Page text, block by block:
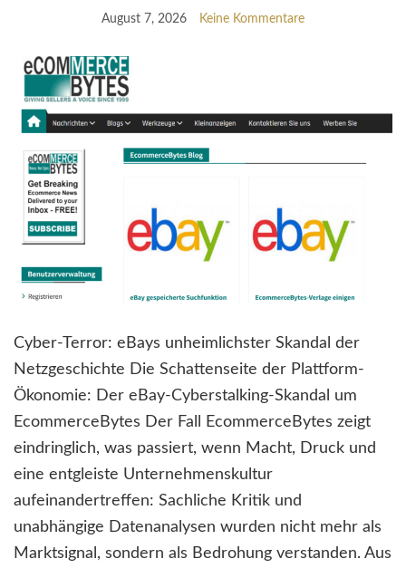
August 7, 2026 Keine Kommentare
Cyber-Terror: eBays unheimlichster Skandal der
Netzgeschichte Die Schattenseite der Plattform-
Ökonomie: Der eBay-Cyberstalking-Skandal um
EcommerceBytes Der Fall EcommerceBytes zeigt
eindringlich, was passiert, wenn Macht, Druck und
eine entgleiste Unternehmenskultur
aufeinandertreffen: Sachliche Kritik und
unabhängige Datenanalysen wurden nicht mehr als
Marktsignal, sondern als Bedrohung verstanden. Aus